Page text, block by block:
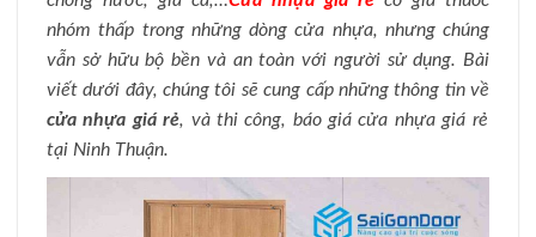
nhóm thấp trong những dòng cửa nhựa, nhưng chúng
vẫn sở hữu bộ bền và an toàn với người sử dụng. Bài
viết dưới đây, chúng tôi sẽ cung cấp những thông tin về
cửa nhựa giá rẻ, và thi công, báo giá cửa nhựa giá rẻ
tại Ninh Thuận.